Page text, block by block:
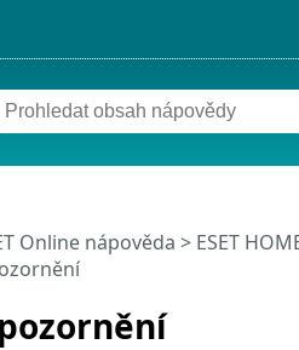
Online nápověda > ESET